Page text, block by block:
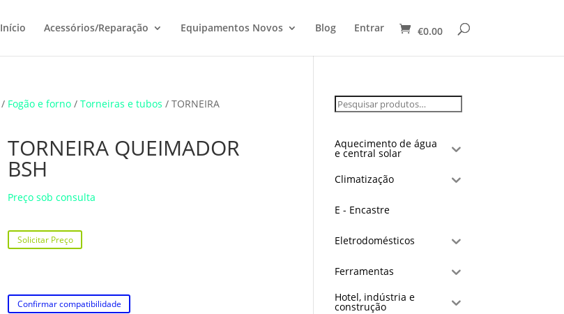
Início Acessórios/Reparação Equipamentos Novos Blog Entrar €0.00
/ Fogão e forno /Torneiras e tubos / TORNEIRA
TORNEIRA QUEIMADOR
BSH
Preço sob consulta
Solicitar Preço
Confirmar compatibilidade
Aquecimento de água
e central solar
Climatização
E - Encastre
Eletrodomésticos
Ferramentas
Hotel, indústria e
construção